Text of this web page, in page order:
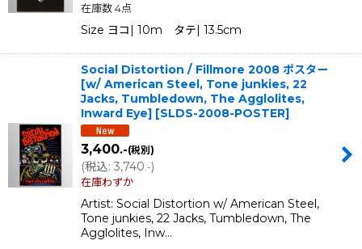
在庫数 4点
Size ヨコ| 10m タテ| 13.5cm
Social Distortion / Fillmore 2008 ポスター
[w/ American Steel, Tone junkies, 22
Jacks, Tumbledown, The Agglolites,
Inward Eye] [SLDS-2008-POSTER]
3,400.-(税別)
(税込: 3,740.-)
在庫わずか
Artist: Social Distortion w/ American Steel,
Tone junkies, 22 Jacks, Tumbledown, The
Agglolites, Inw…